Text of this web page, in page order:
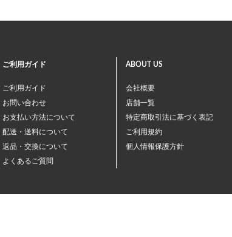
ご利用ガイド
ご利用ガイド
お問い合わせ
お支払い方法について
配送・送料について
返品・交換について
よくあるご質問
ABOUT US
会社概要
店舗一覧
特定商取引法に基づく表記
ご利用規約
個人情報保護方針